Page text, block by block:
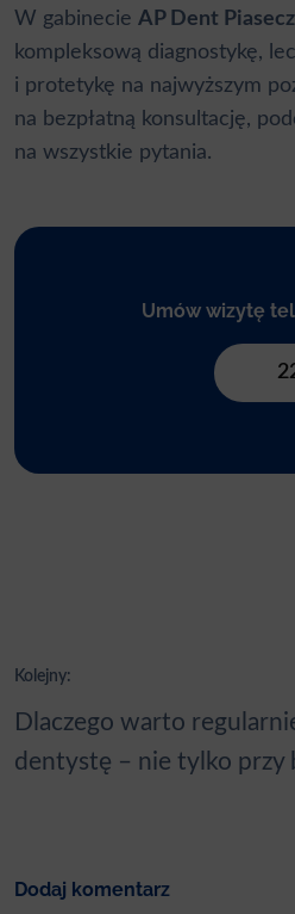
W gabinecie AP Dent
kompleksową diagnostykę,
i protetykę na najwyższym
na bezpłatną konsultację,
na wszystkie pytania.
Umów wizytę
Nawigacja
wpisu
Kolejny:
Dlaczego warto
dentystę – nie tylko przy
Dodaj komentarz